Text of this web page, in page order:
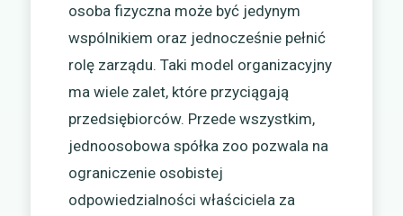
osoba fizyczna może być jedynym
wspólnikiem oraz jednocześnie pełnić
rolę zarządu. Taki model organizacyjny
ma wiele zalet, które przyciągają
przedsiębiorców. Przede wszystkim,
jednoosobowa spółka zoo pozwala na
ograniczenie osobistej
odpowiedzialności właściciela za